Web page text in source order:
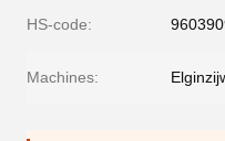
HS-code:
Machines: